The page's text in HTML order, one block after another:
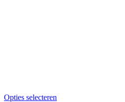
Opties selecteren